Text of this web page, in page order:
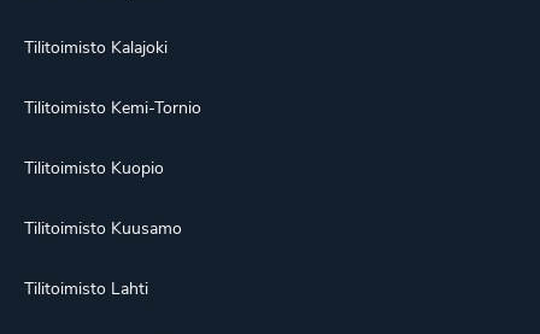
Tilitoimisto Kalajoki
Tilitoimisto Kemi-Tornio
Tilitoimisto Kuopio
Tilitoimisto Kuusamo
Tilitoimisto Lahti